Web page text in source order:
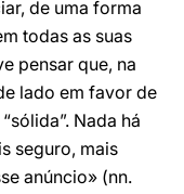
de uma forma
todas as suas
pensar que, na
lado em favor de
Nada há
seguro, mais
anúncio» (nn.